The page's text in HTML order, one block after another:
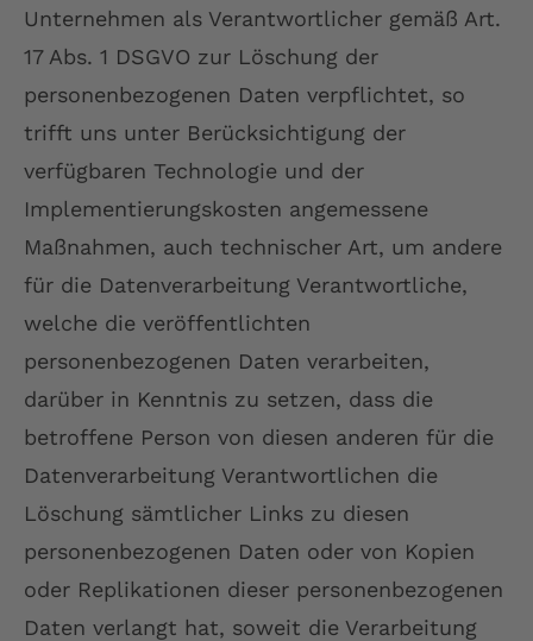
Unternehmen als Verantwortlicher gemäß Art.
17 Abs. 1 DSGVO zur Löschung der
personenbezogenen Daten verpflichtet, so
trifft uns unter Berücksichtigung der
verfügbaren Technologie und der
Implementierungskosten angemessene
Maßnahmen, auch technischer Art, um andere
für die Datenverarbeitung Verantwortliche,
welche die veröffentlichten
personenbezogenen Daten verarbeiten,
darüber in Kenntnis zu setzen, dass die
betroffene Person von diesen anderen für die
Datenverarbeitung Verantwortlichen die
Löschung sämtlicher Links zu diesen
personenbezogenen Daten oder von Kopien
oder Replikationen dieser personenbezogenen
Daten verlangt hat, soweit die Verarbeitung